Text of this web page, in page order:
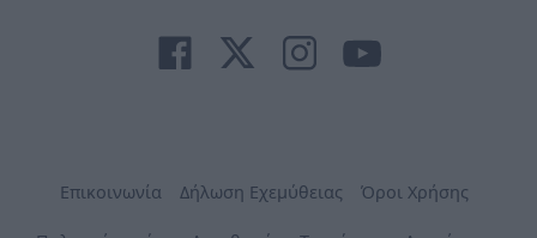
Επικοινωνία Δήλωση Εχεμύθειας Όροι Χρήσης